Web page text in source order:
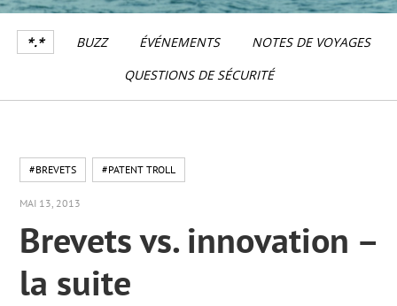
*.* BUZZ ÉVÉNEMENTS
NOTES DE VOYAGES
QUESTIONS DE SÉCURITÉ
#BREVETS #PATENT TROLL
MAI 13, 2013
Brevets vs. innovation –
la suite